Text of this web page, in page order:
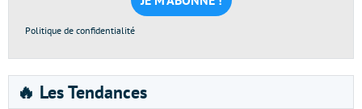
Politique de confidentialité
🔥 Les Tendances